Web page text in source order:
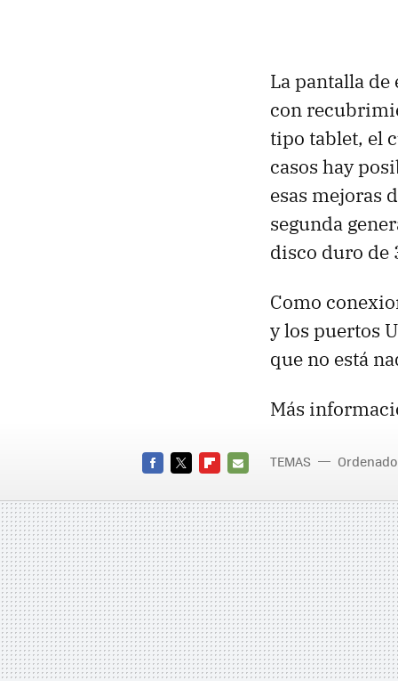
La pantalla
con
tipo tablet, el
casos hay
esas mejoras
segunda
disco duro de
Como
y los puertos
que no está
Más
MAIL
TEMAS